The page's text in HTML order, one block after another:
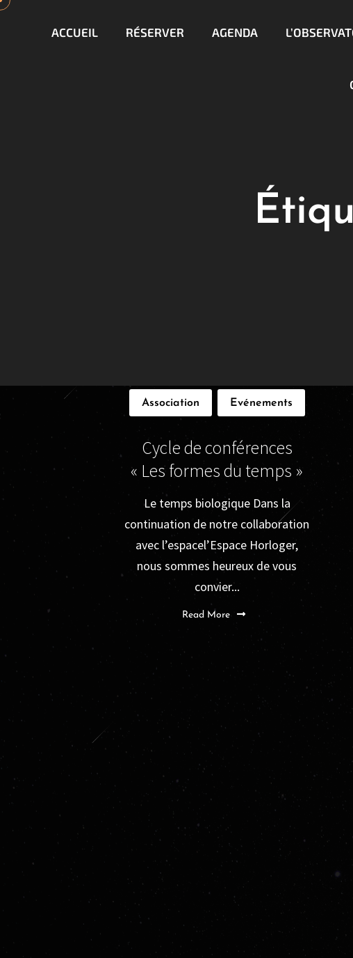
ACCUEIL RÉSERVER AGENDA
Association Evénements
Cycle de conférences
« Les formes du temps »
Le temps biologique Dans la
continuation de notre collaboration
avec l’espacel’Espace Horloger,
nous sommes heureux de vous
convier...
Read More